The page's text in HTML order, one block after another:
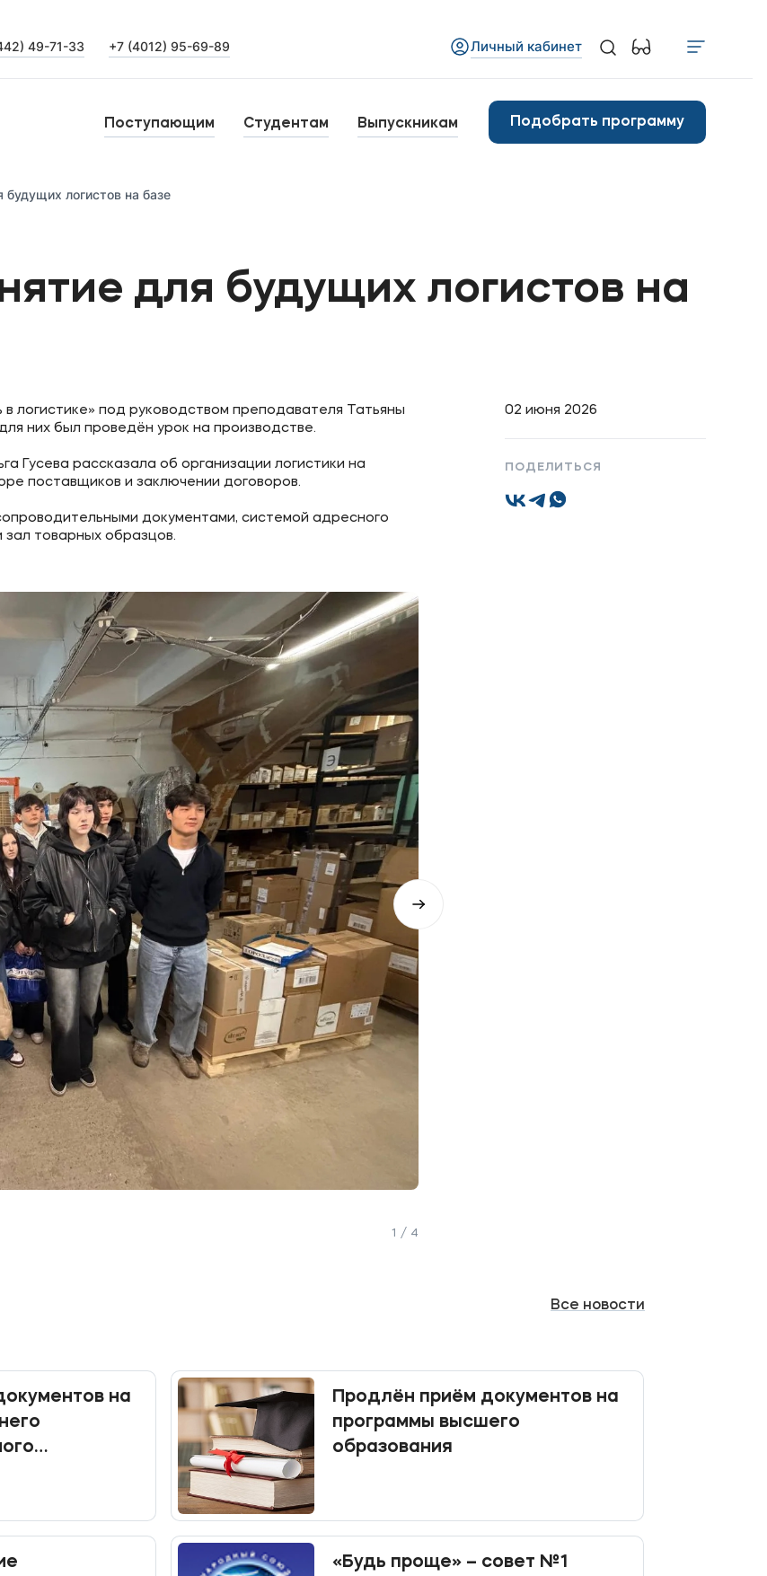
49-71-33 +7 (4012) 95-69-89 Личный кабинет
Поступающим Студентам Выпускникам Подобрать программу
образование Карьера
организации
Мы в соцсетях Подобрать программу
будущих логистов на базе
для будущих логистов на
02 июня 2026
ПОДЕЛИТЬСЯ
логистике» под руководством преподавателя Татьяны
них был проведён урок на производстве.
Гусева рассказала об организации логистики на
поставщиков и заключении договоров.
документами, системой адресного
товарных образцов.
1 / 4
Все новости
на
Продлён приём документов на
программы высшего
образования
«Будь проще» – совет №1